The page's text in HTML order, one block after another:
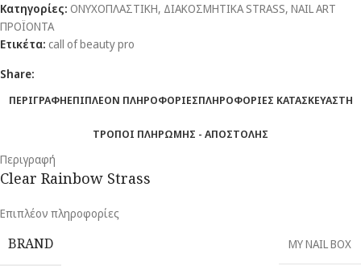
Κατηγορίες: ΟΝΥΧΟΠΛΑΣΤΙΚΗ, ΔΙΑΚΟΣΜΗΤΙΚΑ STRASS, NAIL ART
ΠΡΟΪΟΝΤΑ
Ετικέτα: call of beauty pro
Share:
ΠΕΡΙΓΡΑΦΗΕΠΙΠΛΕΟΝ ΠΛΗΡΟΦΟΡΙΕΣΠΛΗΡΟΦΟΡΙΕΣ ΚΑΤΑΣΚΕΥΑΣΤΗ
ΤΡΟΠΟΙ ΠΛΗΡΩΜΗΣ - ΑΠΟΣΤΟΛΗΣ
Περιγραφή
Clear Rainbow Strass
Επιπλέον πληροφορίες
BRAND
MY NAIL BOX